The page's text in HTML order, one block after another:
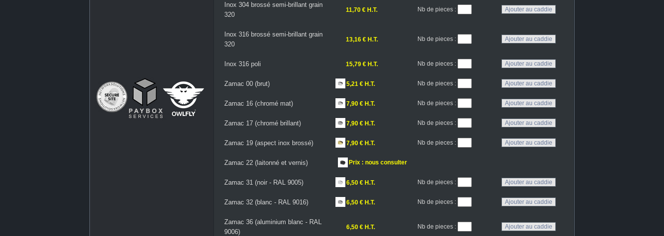
Inox 304 brossé semi-brillant grain
320
11,70 € H.T. Nb de pieces:
Inox 316 brossé semi-brillant grain
320
13,16 € H.T. Nb de pieces:
Inox 316 poli 15,79 € H.T. Nb de pieces:
Zamac 00 (brut) 5,21 € H.T. Nb de pieces:
Zamac 16 (chromé mat) 7,90 € H.T. Nb de pieces:
Zamac 17 (chromé brillant) 7,90 € H.T. Nb de pieces:
Zamac 19 (aspect inox brossé) 7,90 € H.T. Nb de pieces:
Zamac 22 (laitonné et vernis) Prix : nous consulter
Zamac 31 (noir - RAL 9005) 6,50 € H.T. Nb de pieces:
Zamac 32 (blanc - RAL 9016) 6,50 € H.T. Nb de pieces:
Zamac 36 (aluminium blanc - RAL
9006)
6,50 € H.T. Nb de pieces: